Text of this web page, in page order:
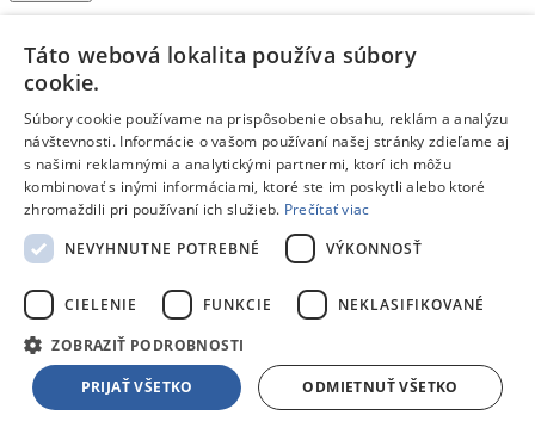
Účesy a vlasové doplnky
Detský Módny salón
Wiky Vlasový set pre dievčatká
Doprava zdarma
Dostupný
V predajni
, u teba
12,89 € s DPH
Pridať do košíka
Porovnať
Táto webová lokalita používa súbory
cookie.
Súbory cookie používame na prispôsobenie obsahu, reklám a analýzu
návštevnosti. Informácie o vašom používaní našej stránky zdieľame aj
s našimi reklamnými a analytickými partnermi, ktorí ich môžu
kombinovať s inými informáciami, ktoré ste im poskytli alebo ktoré
zhromaždili pri používaní ich služieb. Prečítať viac
NEVYHNUTNE POTREBNÉ
VÝKONNOSŤ
CIELENIE FUNKCIE NEKLASIFIKOVANÉ
ZOBRAZIŤ PODROBNOSTI
PRIJAŤ VŠETKO ODMIETNUŤ VŠETKO